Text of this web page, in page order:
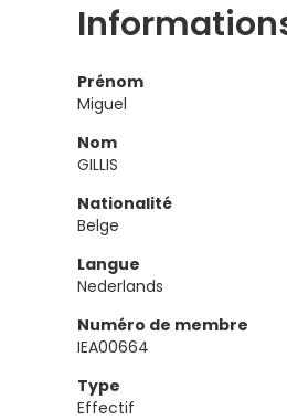
Prénom
Miguel
Nom
GILLIS
Nationalité
Belge
Langue
Nederlands
Numéro de membre
IEA00664
Type
Effectif